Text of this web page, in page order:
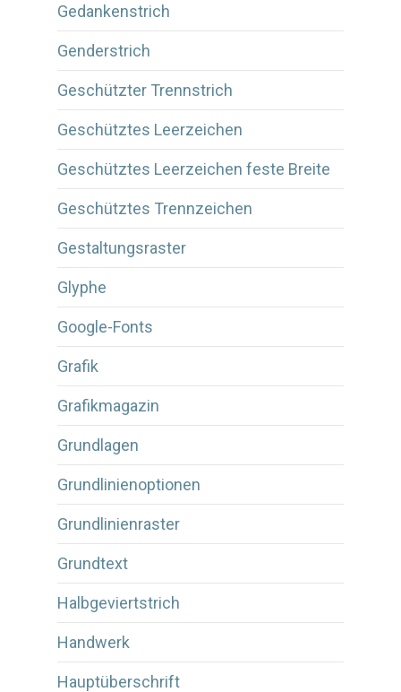
Gedankenstrich
Genderstrich
Geschützter Trennstrich
Geschütztes Leerzeichen
Geschütztes Leerzeichen feste Breite
Geschütztes Trennzeichen
Gestaltungsraster
Glyphe
Google-Fonts
Grafik
Grafikmagazin
Grundlagen
Grundlinienoptionen
Grundlinienraster
Grundtext
Halbgeviertstrich
Handwerk
Hauptüberschrift